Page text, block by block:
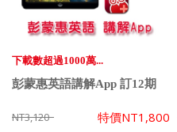
下載數超過1000萬...
彭蒙惠英語講解App 訂12期
NT3,120 特價NT1,800